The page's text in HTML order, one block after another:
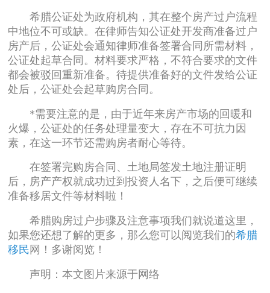
希腊公证处为政府机构，其在整个房产过户流程
中地位不可或缺。在律师告知公证处开发商准备过户
房产后，公证处会通知律师准备签署合同所需材料，
公证处起草合同。材料要求严格，不符合要求的文件
都会被驳回重新准备。待提供准备好的文件发给公证
处后，公证处会起草购房合同。
*需要注意的是，由于近年来房产市场的回暖和
火爆，公证处的任务处理量变大，存在不可抗力因
素，在这一环节还需购房者耐心等待。
在签署完购房合同、土地局签发土地注册证明
后，房产产权就成功过到投资人名下，之后便可继续
准备移居文件等材料啦！
希腊购房过户步骤及注意事项我们就说道这里，
如果您还想了解的更多，那么您可以阅览我们的希腊
移民 网！多谢阅览！
声明：本文图片来源于网络